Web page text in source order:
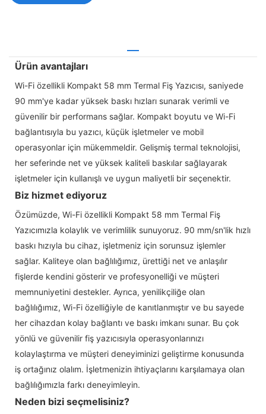
Ürün avantajları
Wi-Fi özellikli Kompakt 58 mm Termal Fiş Yazıcısı, saniyede
90 mm'ye kadar yüksek baskı hızları sunarak verimli ve
güvenilir bir performans sağlar. Kompakt boyutu ve Wi-Fi
bağlantısıyla bu yazıcı, küçük işletmeler ve mobil
operasyonlar için mükemmeldir. Gelişmiş termal teknolojisi,
her seferinde net ve yüksek kaliteli baskılar sağlayarak
işletmeler için kullanışlı ve uygun maliyetli bir seçenektir.
Biz hizmet ediyoruz
Özümüzde, Wi-Fi özellikli Kompakt 58 mm Termal Fiş
Yazıcımızla kolaylık ve verimlilik sunuyoruz. 90 mm/sn'lik hızlı
baskı hızıyla bu cihaz, işletmeniz için sorunsuz işlemler
sağlar. Kaliteye olan bağlılığımız, ürettiği net ve anlaşılır
fişlerde kendini gösterir ve profesyonelliği ve müşteri
memnuniyetini destekler. Ayrıca, yenilikçiliğe olan
bağlılığımız, Wi-Fi özelliğiyle de kanıtlanmıştır ve bu sayede
her cihazdan kolay bağlantı ve baskı imkanı sunar. Bu çok
yönlü ve güvenilir fiş yazıcısıyla operasyonlarınızı
kolaylaştırma ve müşteri deneyiminizi geliştirme konusunda
iş ortağınız olalım. İşletmenizin ihtiyaçlarını karşılamaya olan
bağlılığımızla farkı deneyimleyin.
Neden bizi seçmelisiniz?